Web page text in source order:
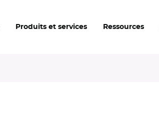
Produits et services Ressources